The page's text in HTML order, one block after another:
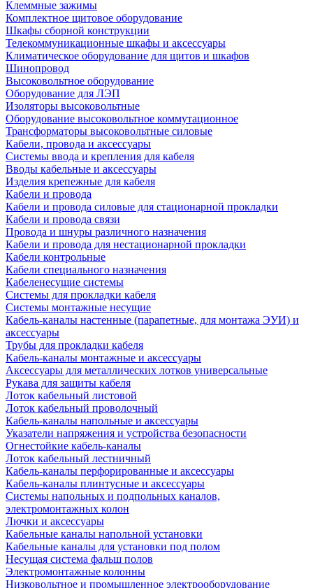
Клеммные зажимы
Комплектное щитовое оборудование
Шкафы сборной конструкции
Телекоммуникационные шкафы и аксессуары
Климатическое оборудование для щитов и шкафов
Шинопровод
Высоковольтное оборудование
Оборудование для ЛЭП
Изоляторы высоковольтные
Оборудование высоковольтное коммутационное
Трансформаторы высоковольтные силовые
Кабели, провода и аксессуары
Системы ввода и крепления для кабеля
Вводы кабельные и аксессуары
Изделия крепежные для кабеля
Кабели и провода
Кабели и провода силовые для стационарной прокладки
Кабели и провода связи
Провода и шнуры различного назначения
Кабели и провода для нестационарной прокладки
Кабели контрольные
Кабели специального назначения
Кабеленесущие системы
Системы для прокладки кабеля
Системы монтажные несущие
Кабель-каналы настенные (парапетные, для монтажа ЭУИ) и
аксессуары
Трубы для прокладки кабеля
Кабель-каналы монтажные и аксессуары
Аксессуары для металлических лотков универсальные
Рукава для защиты кабеля
Лоток кабельный листовой
Лоток кабельный проволочный
Кабель-каналы напольные и аксессуары
Указатели напряжения и устройства безопасности
Огнестойкие кабель-каналы
Лоток кабельный лестничный
Кабель-каналы перфорированные и аксессуары
Кабель-каналы плинтусные и аксессуары
Системы напольных и подпольных каналов,
электромонтажных колон
Лючки и аксессуары
Кабельные каналы напольной установки
Кабельные каналы для установки под полом
Несущая система фальш полов
Электромонтажные колонны
Низковольтное и промышленное электрооборудование